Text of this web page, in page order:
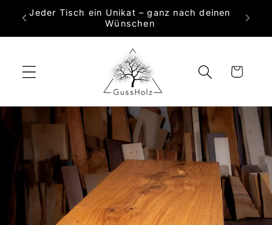
zum
Jeder Tisch ein Unikat – ganz nach deinen
Wünschen
Warenkorb